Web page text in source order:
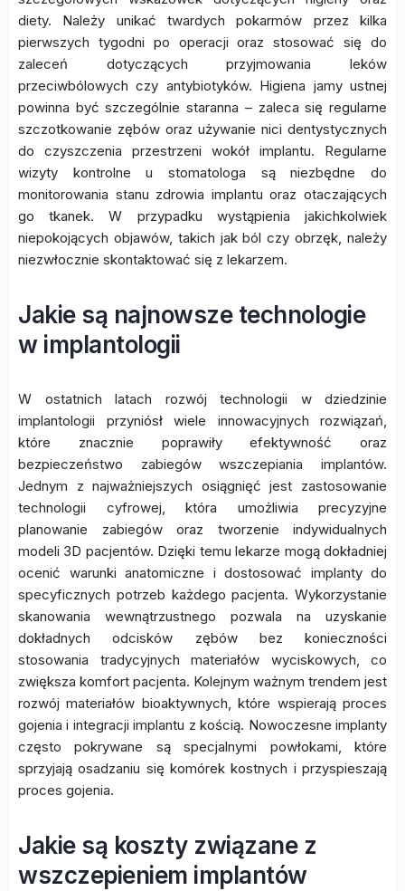
diety. Należy unikać twardych pokarmów przez kilka
pierwszych tygodni po operacji oraz stosować się do
zaleceń dotyczących przyjmowania leków
przeciwbólowych czy antybiotyków. Higiena jamy ustnej
powinna być szczególnie staranna – zaleca się regularne
szczotkowanie zębów oraz używanie nici dentystycznych
do czyszczenia przestrzeni wokół implantu. Regularne
wizyty kontrolne u stomatologa są niezbędne do
monitorowania stanu zdrowia implantu oraz otaczających
go tkanek. W przypadku wystąpienia jakichkolwiek
niepokojących objawów, takich jak ból czy obrzęk, należy
niezwłocznie skontaktować się z lekarzem.
Jakie są najnowsze technologie
w implantologii
W ostatnich latach rozwój technologii w dziedzinie
implantologii przyniósł wiele innowacyjnych rozwiązań,
które znacznie poprawiły efektywność oraz
bezpieczeństwo zabiegów wszczepiania implantów.
Jednym z najważniejszych osiągnięć jest zastosowanie
technologii cyfrowej, która umożliwia precyzyjne
planowanie zabiegów oraz tworzenie indywidualnych
modeli 3D pacjentów. Dzięki temu lekarze mogą dokładniej
ocenić warunki anatomiczne i dostosować implanty do
specyficznych potrzeb każdego pacjenta. Wykorzystanie
skanowania wewnątrzustnego pozwala na uzyskanie
dokładnych odcisków zębów bez konieczności
stosowania tradycyjnych materiałów wyciskowych, co
zwiększa komfort pacjenta. Kolejnym ważnym trendem jest
rozwój materiałów bioaktywnych, które wspierają proces
gojenia i integracji implantu z kością. Nowoczesne implanty
często pokrywane są specjalnymi powłokami, które
sprzyjają osadzaniu się komórek kostnych i przyspieszają
proces gojenia.
Jakie są koszty związane z
wszczepieniem implantów